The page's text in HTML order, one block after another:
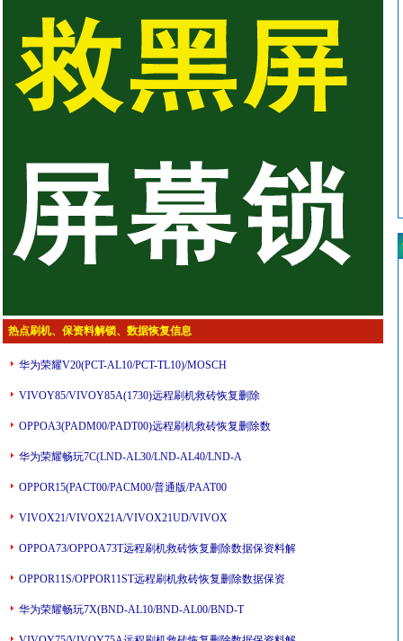
热点刷机、保资料解锁、数据恢复信息
华为荣耀V20(PCT-AL10/PCT-TL10)/MOSCH
VIVOY85/VIVOY85A(1730)远程刷机救砖恢复删除
OPPOA3(PADM00/PADT00)远程刷机救砖恢复删除数
华为荣耀畅玩7C(LND-AL30/LND-AL40/LND-A
OPPOR15(PACT00/PACM00/普通版/PAAT00
VIVOX21/VIVOX21A/VIVOX21UD/VIVOX
OPPOA73/OPPOA73T远程刷机救砖恢复删除数据保资料解
OPPOR11S/OPPOR11ST远程刷机救砖恢复删除数据保资
华为荣耀畅玩7X(BND-AL10/BND-AL00/BND-T